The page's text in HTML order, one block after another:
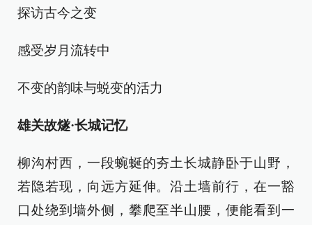
探访古今之变
感受岁月流转中
不变的韵味与蜕变的活力
雄关故燧·长城记忆
柳沟村西，一段蜿蜒的夯土长城静卧于山野，
若隐若现，向远方延伸。沿土墙前行，在一豁
口处绕到墙外侧，攀爬至半山腰，便能看到一